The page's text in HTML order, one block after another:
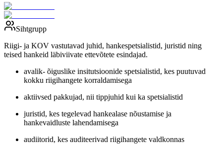
Sihtgrupp
Riigi- ja KOV vastutavad juhid, hankespetsialistid, juristid ning
teised hankeid läbiviivate ettevõtete esindajad.
avalik- õiguslike insitutsioonide spetsialistid, kes puutuvad
kokku riigihangete korraldamisega
aktiivsed pakkujad, nii tippjuhid kui ka spetsialistid
juristid, kes tegelevad hankealase nõustamise ja
hankevaidluste lahendamisega
audiitorid, kes auditeerivad riigihangete valdkonnas